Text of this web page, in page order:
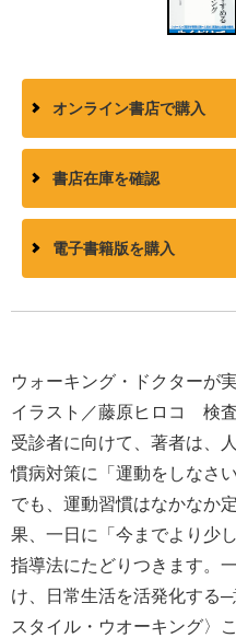
オンライン書店で購入
書店在庫を確認
電子書籍版を購入
ウォーキング・ドクターが
イラスト／藤原ヒロコ 検
受診者に向けて、著者は、
慣病対策に「運動をしなさ
でも、運動習慣はなかなか
果、一日に「今までより少
指導法にたどりつきます。
け、日常生活を活発化する
スタイル・ウオーキング〉